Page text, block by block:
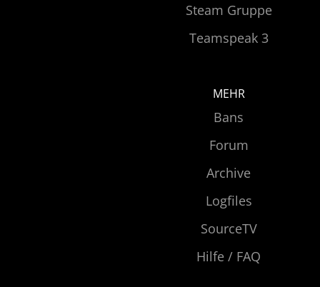
Steam Gruppe
Teamspeak 3
MEHR
Bans
Forum
Archive
Logfiles
SourceTV
Hilfe / FAQ